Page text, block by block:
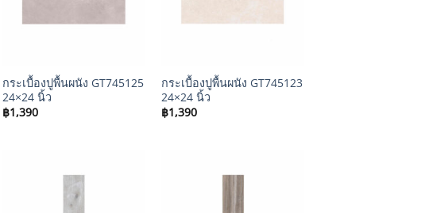
กระเบื้องปูพื้นผนัง GT745125
24×24 นิ้ว
฿1,390
กระเบื้องปูพื้นผนัง GT745123
24×24 นิ้ว
฿1,390